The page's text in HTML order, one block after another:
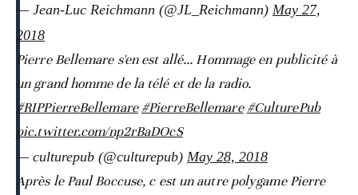
— Jean-Luc Reichmann (@JL_Reichmann) May 27,
2018
Pierre Bellemare s'en est allé... Hommage en publicité à
un grand homme de la télé et de la radio.
#RIPPierreBellemare #PierreBellemare #CulturePub
pic.twitter.com/np2rBaDOcS
— culturepub (@culturepub) May 28, 2018
Après le Paul Boccuse, c est un autre polygame Pierre